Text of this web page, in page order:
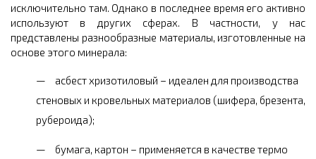
исключительно там. Однако в последнее время его активно
используют в других сферах. В частности, у нас
представлены разнообразные материалы, изготовленные на
основе этого минерала:
асбест хризотиловый – идеален для производства
стеновых и кровельных материалов (шифера, брезента,
рубероида);
бумага, картон – применяется в качестве термо